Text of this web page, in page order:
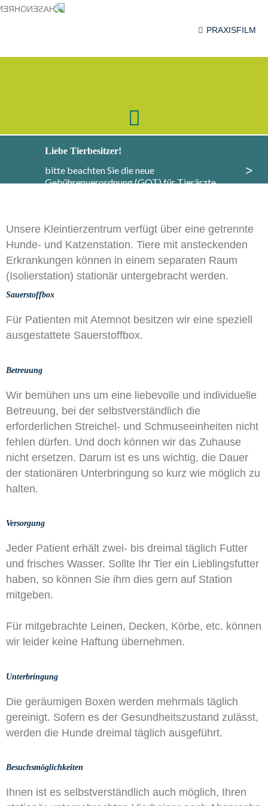
PRAXISFILM
>
Liebe Tierbesitzer!
bitte beachten Sie die neue
Gebührenverordnung (GOT) für Tierärzte,
Unsere Kleintierzentrum verfügt über eine getrennte
Hunde- und Katzenstation. Tiere mit ansteckenden
Erkrankungen können in einem separaten Raum
(Isolierstation) stationär untergebracht werden.​
Sauerstoffbox
Für Patienten mit Atemnot besitzen wir eine speziell
ausgestattete Sauerstoffbox.
Betreuung
Wir bemühen uns um eine liebevolle und individuelle
Betreuung, bei der selbstverständlich die
erforderlichen Streichel- und Schmuseeinheiten nicht
fehlen dürfen. Und doch können wir das Zuhause
nicht ersetzen. Darum ist es uns wichtig, die Dauer
der stationären Unterbringung so kurz wie möglich zu
halten.
Versorgung
Jeder Patient erhält zwei- bis dreimal täglich Futter
und frisches Wasser. Sollte Ihr Tier ein Lieblingsfutter
haben, so können Sie ihm dies gern auf Station
mitgeben.
Für mitgebrachte Leinen, Decken, Körbe, etc. können
wir leider keine Haftung übernehmen.
Unterbringung
Die geräumigen Boxen werden mehrmals täglich
gereinigt. Sofern es der Gesundheitszustand zulässt,
werden die Hunde dreimal täglich ausgeführt.
Besuchsmöglichkeiten
Ihnen ist es selbstverständlich auch möglich, Ihren